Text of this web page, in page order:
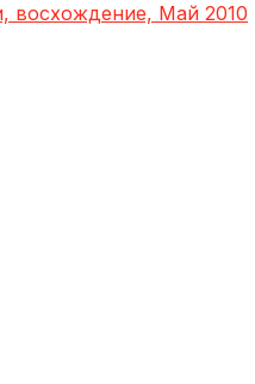
восхождение, Май 2010